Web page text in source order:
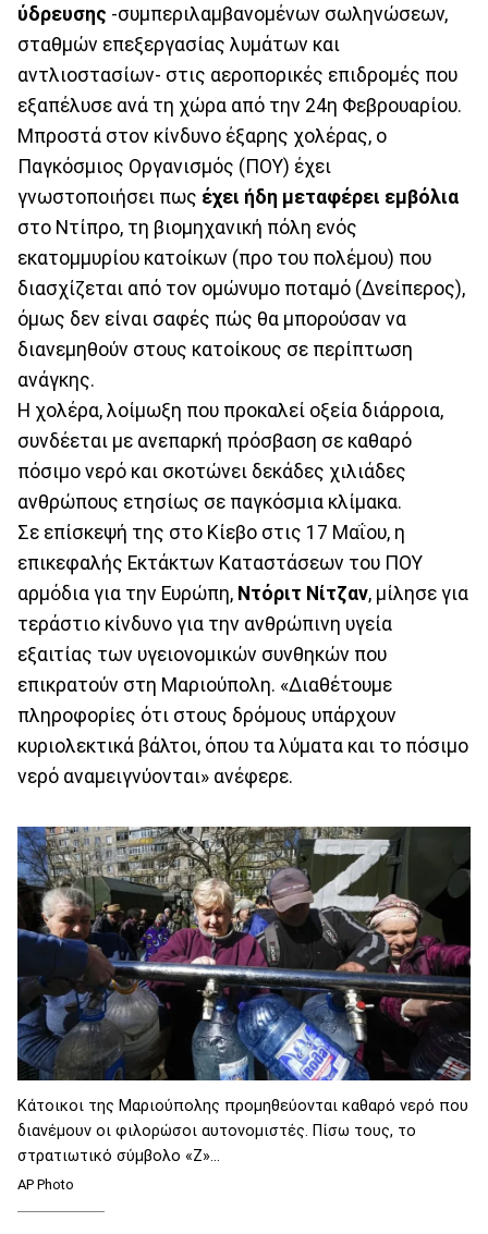
ύδρευσης -συμπεριλαμβανομένων σωληνώσεων,
σταθμών επεξεργασίας λυμάτων και
αντλιοστασίων- στις αεροπορικές επιδρομές που
εξαπέλυσε ανά τη χώρα από την 24η Φεβρουαρίου.
Μπροστά στον κίνδυνο έξαρης χολέρας, ο
Παγκόσμιος Οργανισμός (ΠΟΥ) έχει
γνωστοποιήσει πως έχει ήδη μεταφέρει εμβόλια
στο Ντίπρο, τη βιομηχανική πόλη ενός
εκατομμυρίου κατοίκων (προ του πολέμου) που
διασχίζεται από τον ομώνυμο ποταμό (Δνείπερος),
όμως δεν είναι σαφές πώς θα μπορούσαν να
διανεμηθούν στους κατοίκους σε περίπτωση
ανάγκης.
Η χολέρα, λοίμωξη που προκαλεί οξεία διάρροια,
συνδέεται με ανεπαρκή πρόσβαση σε καθαρό
πόσιμο νερό και σκοτώνει δεκάδες χιλιάδες
ανθρώπους ετησίως σε παγκόσμια κλίμακα.
Σε επίσκεψή της στο Κίεβο στις 17 Μαΐου, η
επικεφαλής Εκτάκτων Καταστάσεων του ΠΟΥ
αρμόδια για την Ευρώπη, Ντόριτ Νίτζαν, μίλησε για
τεράστιο κίνδυνο για την ανθρώπινη υγεία
εξαιτίας των υγειονομικών συνθηκών που
επικρατούν στη Μαριούπολη. «Διαθέτουμε
πληροφορίες ότι στους δρόμους υπάρχουν
κυριολεκτικά βάλτοι, όπου τα λύματα και το πόσιμο
νερό αναμειγνύονται» ανέφερε.
Κάτοικοι της Μαριούπολης προμηθεύονται καθαρό νερό που
διανέμουν οι φιλορώσοι αυτονομιστές. Πίσω τους, το
στρατιωτικό σύμβολο «Ζ»...
AP Photo